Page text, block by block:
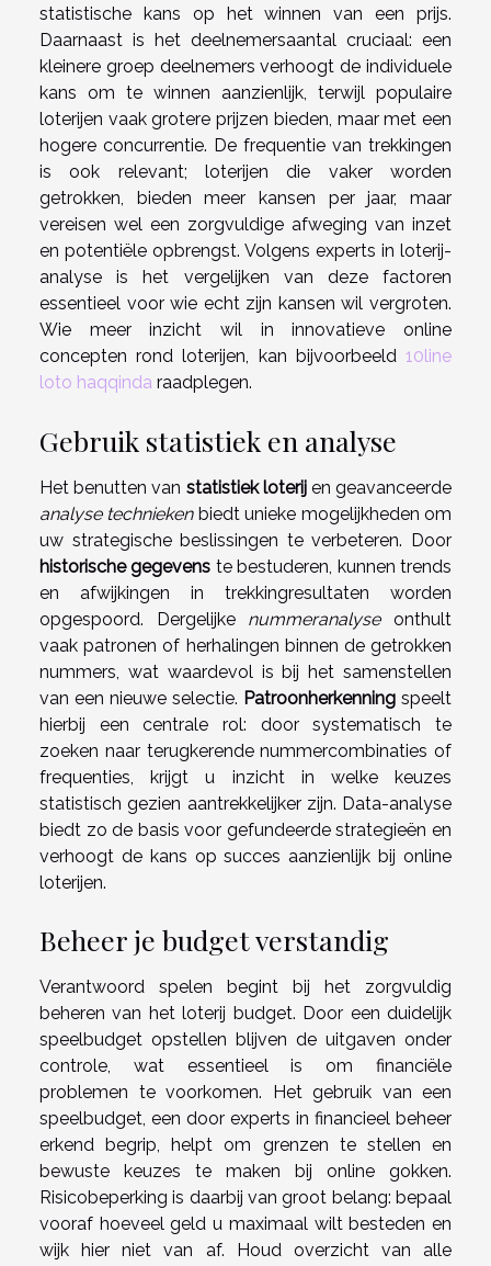
statistische kans op het winnen van een prijs.
Daarnaast is het deelnemersaantal cruciaal: een
kleinere groep deelnemers verhoogt de individuele
kans om te winnen aanzienlijk, terwijl populaire
loterijen vaak grotere prijzen bieden, maar met een
hogere concurrentie. De frequentie van trekkingen
is ook relevant; loterijen die vaker worden
getrokken, bieden meer kansen per jaar, maar
vereisen wel een zorgvuldige afweging van inzet
en potentiële opbrengst. Volgens experts in loterij-
analyse is het vergelijken van deze factoren
essentieel voor wie echt zijn kansen wil vergroten.
Wie meer inzicht wil in innovatieve online
concepten rond loterijen, kan bijvoorbeeld 10line
loto haqqinda raadplegen.
Gebruik statistiek en analyse
Het benutten van statistiek loterijen geavanceerde
analyse techniekenbiedt unieke mogelijkheden om
uw strategische beslissingen te verbeteren. Door
historische gegevens te bestuderen, kunnen trends
en afwijkingen in trekkingresultaten worden
opgespoord. Dergelijke nummeranalyseonthult
vaak patronen of herhalingen binnen de getrokken
nummers, wat waardevol is bij het samenstellen
van een nieuwe selectie. Patroonherkenning speelt
hierbij een centrale rol: door systematisch te
zoeken naar terugkerende nummercombinaties of
frequenties, krijgt u inzicht in welke keuzes
statistisch gezien aantrekkelijker zijn. Data-analyse
biedt zo de basis voor gefundeerde strategieën en
verhoogt de kans op succes aanzienlijk bij online
loterijen.
Beheer je budget verstandig
Verantwoord spelen begint bij het zorgvuldig
beheren van het loterij budget. Door een duidelijk
speelbudget opstellen blijven de uitgaven onder
controle, wat essentieel is om financiële
problemen te voorkomen. Het gebruik van een
speelbudget, een door experts in financieel beheer
erkend begrip, helpt om grenzen te stellen en
bewuste keuzes te maken bij online gokken.
Risicobeperking is daarbij van groot belang: bepaal
vooraf hoeveel geld u maximaal wilt besteden en
wijk hier niet van af. Houd overzicht van alle